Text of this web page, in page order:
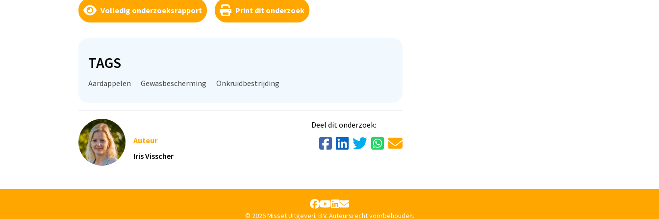
+20% voor respectievelijk aardappel-vroeg en aardappel-laat.
Volledig onderzoeksrapport Print dit onderzoek
TAGS
Aardappelen Gewasbescherming Onkruidbestrijding
Auteur
Iris Visscher
Deel dit onderzoek:
© 2026 Misset Uitgeverij B.V. Auteursrecht voorbehouden.